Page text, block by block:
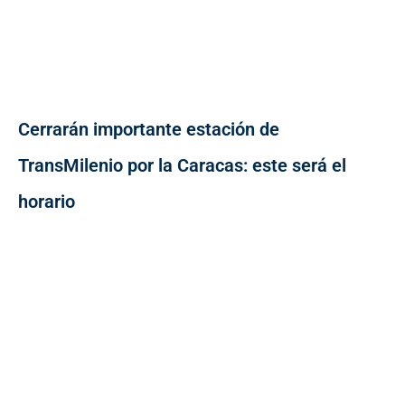
Cerrarán importante estación de
TransMilenio por la Caracas: este será el
horario